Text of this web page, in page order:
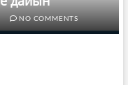
NO COMMENTS